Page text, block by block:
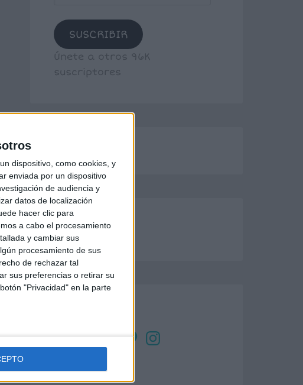
dispositivo, como cookies, y
enviada por un dispositivo
de audiencia y
datos de localización
hacer clic para
a cabo el procesamiento
y cambiar sus
procesamiento de sus
de rechazar tal
sus preferencias o retirar su
"Privacidad" en la parte
SUSCRIBIR
Únete a otros 96K
suscriptores
X
Facebook
YouTubePinterestInstagram